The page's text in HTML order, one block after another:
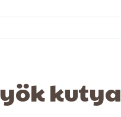
kutya